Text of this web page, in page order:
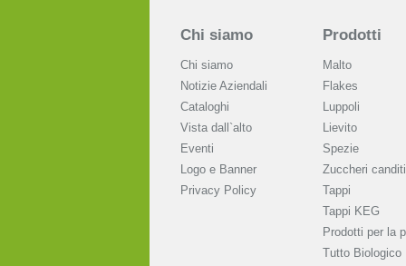
Chi siamo
Chi siamo
Notizie Aziendali
Cataloghi
Vista dall`alto
Eventi
Logo e Banner
Privacy Policy
Prodotti
Malto
Flakes
Luppoli
Lievito
Spezie
Zuccheri canditi
Tappi
Tappi KEG
Prodotti per la
Tutto Biologico